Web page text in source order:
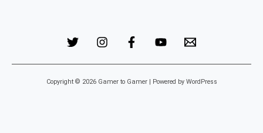
Copyright © 2026 Gamer to Gamer | Powered by WordPress